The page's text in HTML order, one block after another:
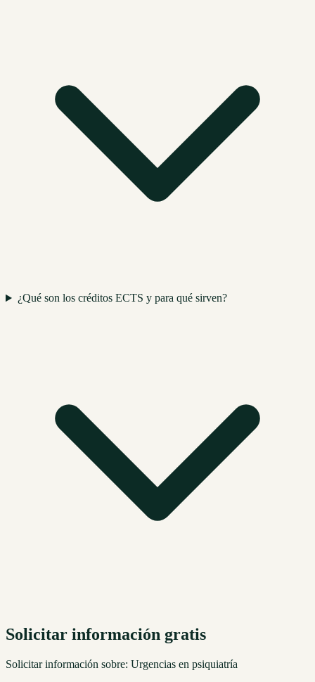
¿Qué son los créditos ECTS y para qué sirven?
Solicitar información gratis
Solicitar información sobre: Urgencias en psiquiatría